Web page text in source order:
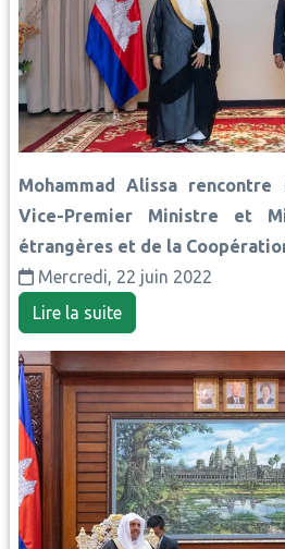
Mohammad Alissa
Vice-Premier Ministre et
étrangères et de la
Mercredi, 22 juin 2022
Lire la suite